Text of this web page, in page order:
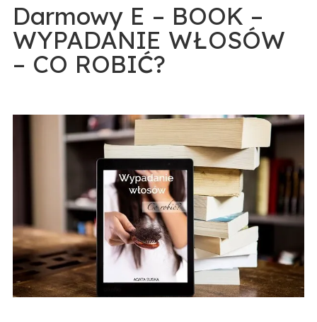
Darmowy E – BOOK –
WYPADANIE WŁOSÓW
– CO ROBIĆ?